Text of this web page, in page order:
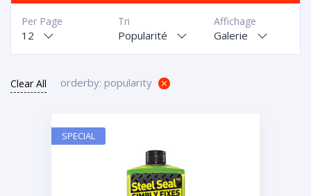
Affichage
Galerie
Tri
Popularité
Per Page
12
Clear All orderby: popularity
SPECIAL